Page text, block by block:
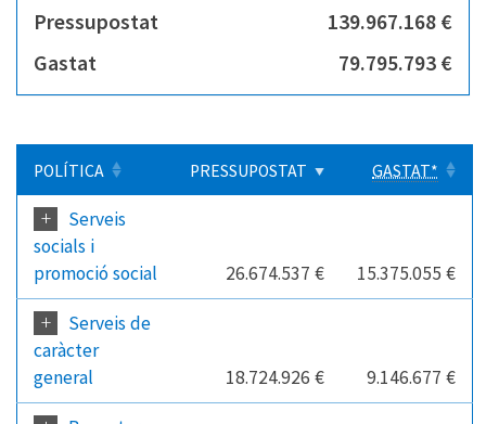
Pressupostat
139.967.168 €
Gastat
79.795.793 €
POLÍTICA PRESSUPOSTAT GASTAT*
+
Serveis
socials i
promoció social
26.674.537 € 15.375.055 €
+
Serveis de
caràcter
general
18.724.926 € 9.146.677 €